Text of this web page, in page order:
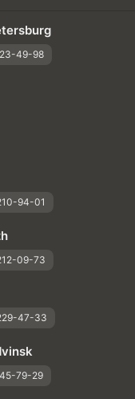
49-98
94-01
09-73
47-33
79-29